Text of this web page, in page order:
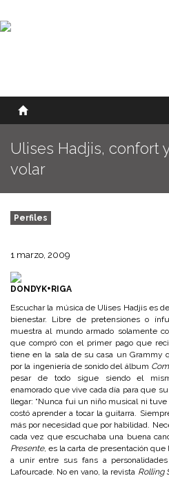
SOBRE NOSOTROS
Ulises Hadjis, confort
volar
Perfiles
1 marzo, 2009
DONDYK+RIGA
Escuchar la música de Ulises Hadjis es
bienestar. Libre de pretensiones o
muestra al mundo armado solamente
que compró con el primer pago que
tiene en la sala de su casa un Grammy
por la ingeniería de sonido del álbum
pesar de todo sigue siendo el
enamorado que vive cada día para que
llegar: “Nunca fui un niño musical ni
costó aprender a tocar la guitarra.
más por necesidad que por habilidad.
cada vez que escuchaba una buena
Presente, es la carta de presentación
a unir entre sus fans a
Lafourcade. No en vano, la revista Rolling